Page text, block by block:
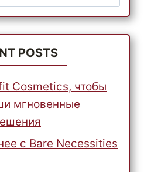
POSTS
Cosmetics, чтобы
мгновенные
с Bare Necessities